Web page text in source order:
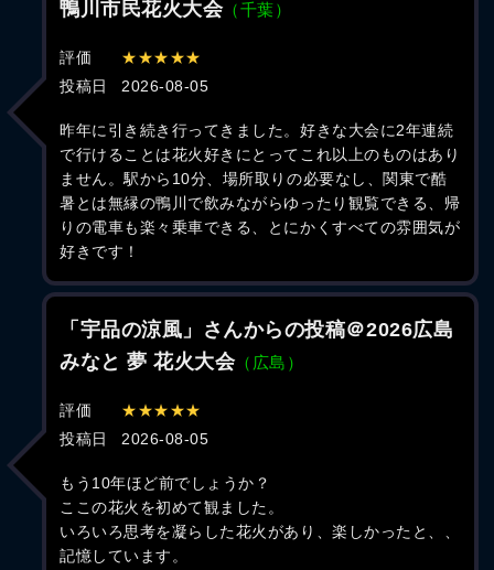
鴨川市民花火大会（千葉）
評価
★★★★★
投稿日
2026-08-05
昨年に引き続き行ってきました。好きな大会に2年連続
で行けることは花火好きにとってこれ以上のものはあり
ません。駅から10分、場所取りの必要なし、関東で酷
暑とは無縁の鴨川で飲みながらゆったり観覧できる、帰
りの電車も楽々乗車できる、とにかくすべての雰囲気が
好きです！
「宇品の涼風」さんからの投稿＠2026広島
みなと 夢 花火大会（広島）
評価
★★★★★
投稿日
2026-08-05
もう10年ほど前でしょうか？
ここの花火を初めて観ました。
いろいろ思考を凝らした花火があり、楽しかったと、、
記憶しています。